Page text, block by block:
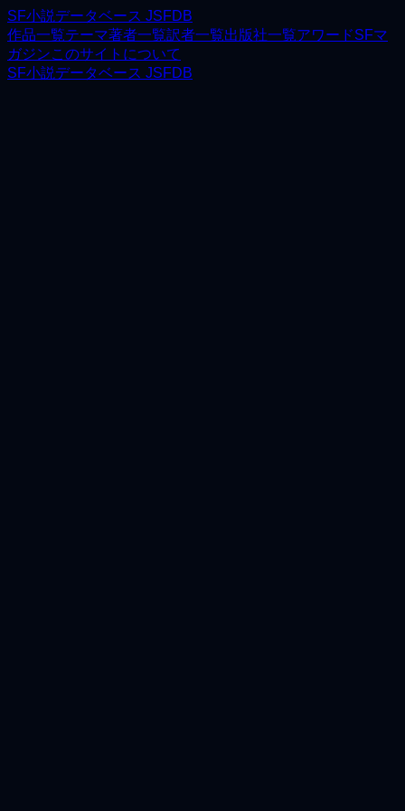
SF小説データベース JSFDB
作品一覧テーマ著者一覧訳者一覧出版社一覧アワードSFマ
ガジンこのサイトについて
SF小説データベース JSFDB